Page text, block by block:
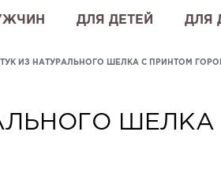
ДЛЯ ДЕТЕЙ ДЛЯ
ИЗ НАТУРАЛЬНОГО ШЕЛКА С ПРИНТОМ
ШЕЛКА